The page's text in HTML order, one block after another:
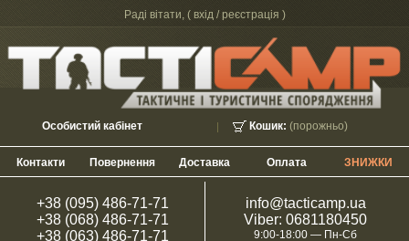
Раді вітати, ( вхід / реєстрація )
Кошик: (порожньо)
Особистий кабінет
Контакти Повернення Доставка Оплата ЗНИЖКИ
+38 (095) 486-71-71
+38 (068) 486-71-71
+38 (063) 486-71-71
info@tacticamp.ua
Viber: 0681180450
9:00-18:00 — Пн-Сб